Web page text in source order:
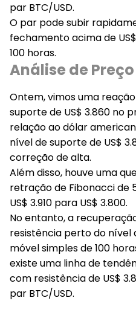
par BTC/USD.
O par pode subir
fechamento acima de
100 horas.
Análise de Preço
Ontem, vimos uma
suporte de US$ 3.860 no
relação ao dólar
nível de suporte de US$
correção de alta.
Além disso, houve uma
retração de Fibonacci de
US$ 3.910 para US$ 3.800.
No entanto, a
resistência perto do nível
móvel simples de 100
existe uma linha de
com resistência de US$
par BTC/USD.